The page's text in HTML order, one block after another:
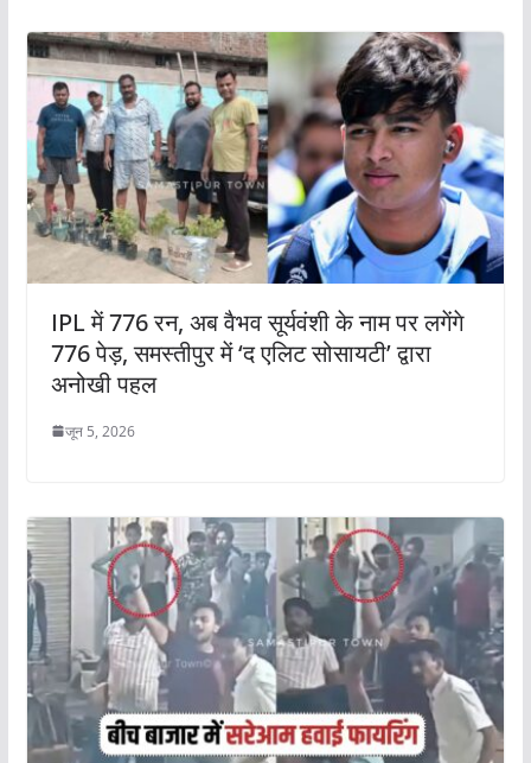
IPL में 776 रन, अब वैभव सूर्यवंशी के नाम पर लगेंगे
776 पेड़, समस्तीपुर में ‘द एलिट सोसायटी’ द्वारा
अनोखी पहल
जून 5, 2026